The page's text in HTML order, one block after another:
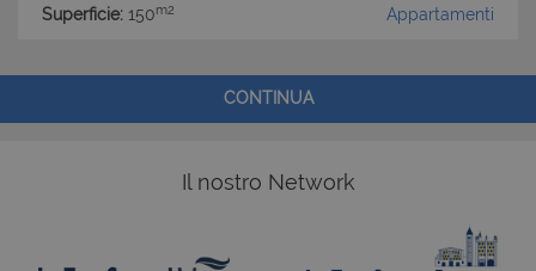
Superficie: 150m2 Appartamenti
CONTINUA
Il nostro Network